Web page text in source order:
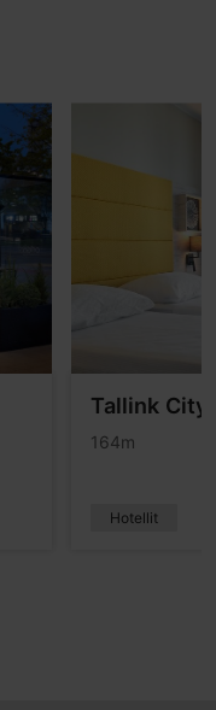
Tallink City
164m
Hotellit